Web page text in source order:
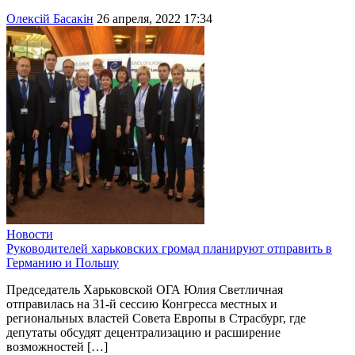
Олексій Басакін 26 апреля, 2022 17:34
Новости
Руководителей харьковских громад планируют отправить в
Германию и Польшу
Председатель Харьковской ОГА Юлия Светличная
отправилась на 31-й сессию Конгресса местных и
региональных властей Совета Европы в Страсбург, где
депутаты обсудят децентрализацию и расширение
возможностей […]